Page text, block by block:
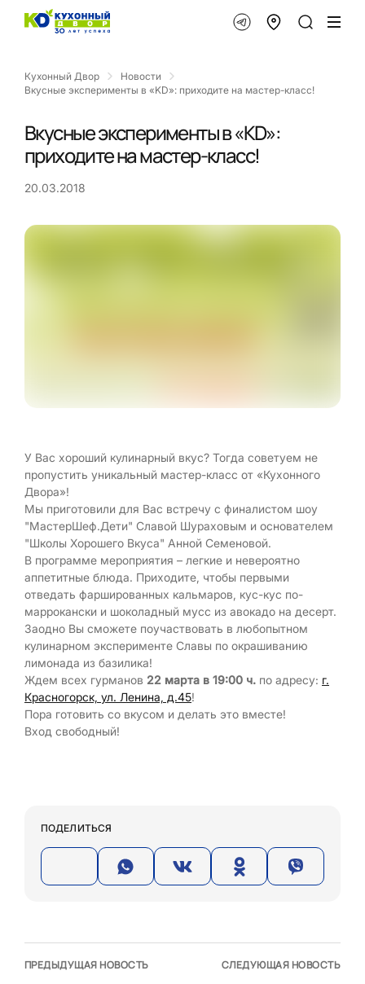
Кухонный Двор
Новости
Вкусные эксперименты в «KD»: приходите на мастер-класс!
Вкусные эксперименты в «KD»:
приходите на мастер-класс!
20.03.2018
У Вас хороший кулинарный вкус? Тогда советуем не
пропустить уникальный мастер-класс от «Кухонного
Двора»!
Мы приготовили для Вас встречу с финалистом шоу
"МастерШеф.Дети" Славой Шураховым и основателем
"Школы Хорошего Вкуса" Анной Семеновой.
В программе мероприятия – легкие и невероятно
аппетитные блюда. Приходите, чтобы первыми
отведать фаршированных кальмаров, кус-кус по-
маррокански и шоколадный мусс из авокадо на десерт.
Заодно Вы сможете поучаствовать в любопытном
кулинарном эксперименте Славы по окрашиванию
лимонада из базилика!
Ждем всех гурманов 22 марта в 19:00 ч. по адресу: г.
Красногорск, ул. Ленина, д.45!
Пора готовить со вкусом и делать это вместе!
Вход свободный!
ПОДЕЛИТЬСЯ
ПРЕДЫДУЩАЯ НОВОСТЬ СЛЕДУЮЩАЯ НОВОСТЬ